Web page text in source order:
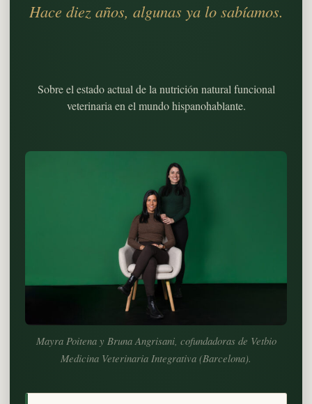
Hace diez años, algunas ya lo sabíamos.
Sobre el estado actual de la nutrición natural funcional
veterinaria en el mundo hispanohablante.
Mayra Poitena y Bruna Angrisani, cofundadoras de Vetbio
Medicina Veterinaria Integrativa (Barcelona).